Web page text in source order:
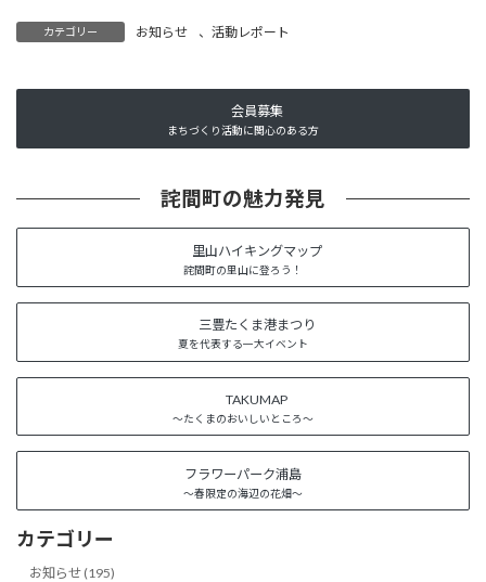
カテゴリー お知らせ 、 活動レポート
会員募集
まちづくり活動に関心のある方
詫間町の魅力発見
里山ハイキングマップ
詫間町の里山に登ろう！
三豊たくま港まつり
夏を代表する一大イベント
TAKUMAP
～たくまのおいしいところ～
フラワーパーク浦島
～春限定の海辺の花畑～
カテゴリー
お知らせ (195)